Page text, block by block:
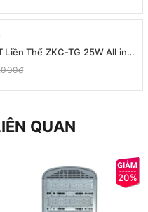
Liền Thể ZKC-TG 25W All in
Light
QUAN
20%